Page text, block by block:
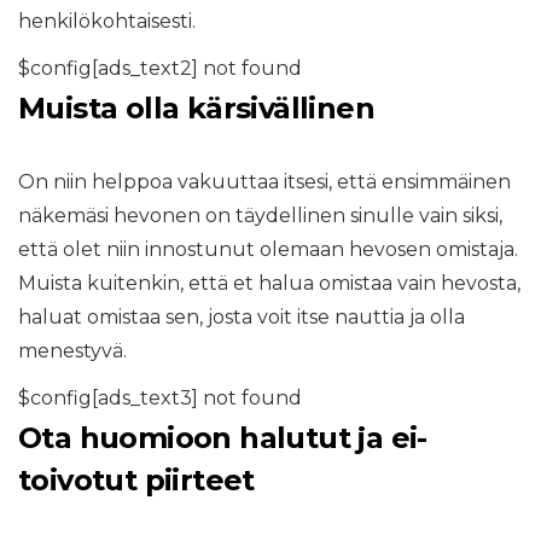
henkilökohtaisesti.
$config[ads_text2] not found
Muista olla kärsivällinen
On niin helppoa vakuuttaa itsesi, että ensimmäinen
näkemäsi hevonen on täydellinen sinulle vain siksi,
että olet niin innostunut olemaan hevosen omistaja.
Muista kuitenkin, että et halua omistaa vain hevosta,
haluat omistaa sen, josta voit itse nauttia ja olla
menestyvä.
$config[ads_text3] not found
Ota huomioon halutut ja ei-
toivotut piirteet